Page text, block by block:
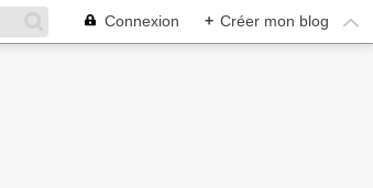
Connexion + Créer mon blog